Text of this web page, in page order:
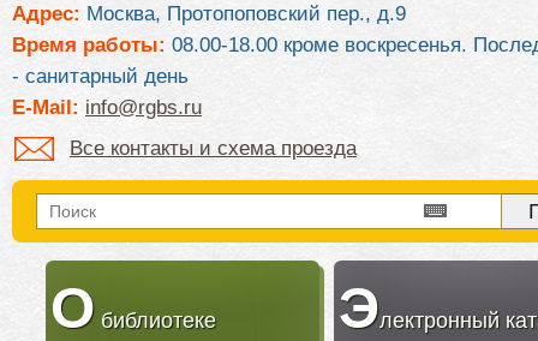
Адрес: Москва, Протопоповский пер., д.9
Время работы: 08.00-18.00 кроме воскресенья.
- санитарный день
E-Mail: info@rgbs.ru
Все контакты и схема проезда
О библиотеке Электронный